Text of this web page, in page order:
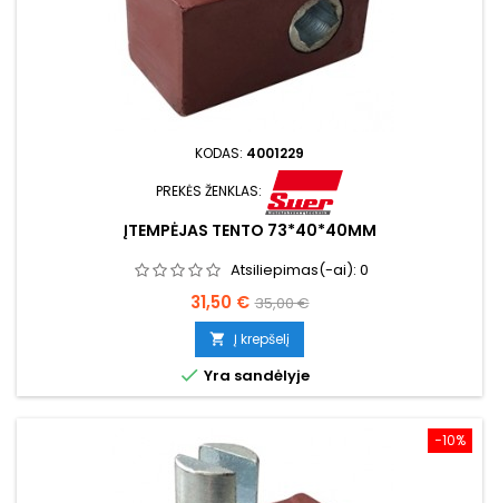
KODAS: 4001229
PREKĖS ŽENKLAS:
ĮTEMPĖJAS TENTO 73*40*40MM
Atsiliepimas(-ai): 0
Kaina
31,50 € Bazinė
kaina
35,00 €
 Į krepšelį
 Yra sandėlyje
−10%